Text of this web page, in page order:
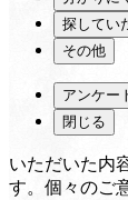
探してい
その他
アンケー
閉じる
いただいた内
す。個々のご